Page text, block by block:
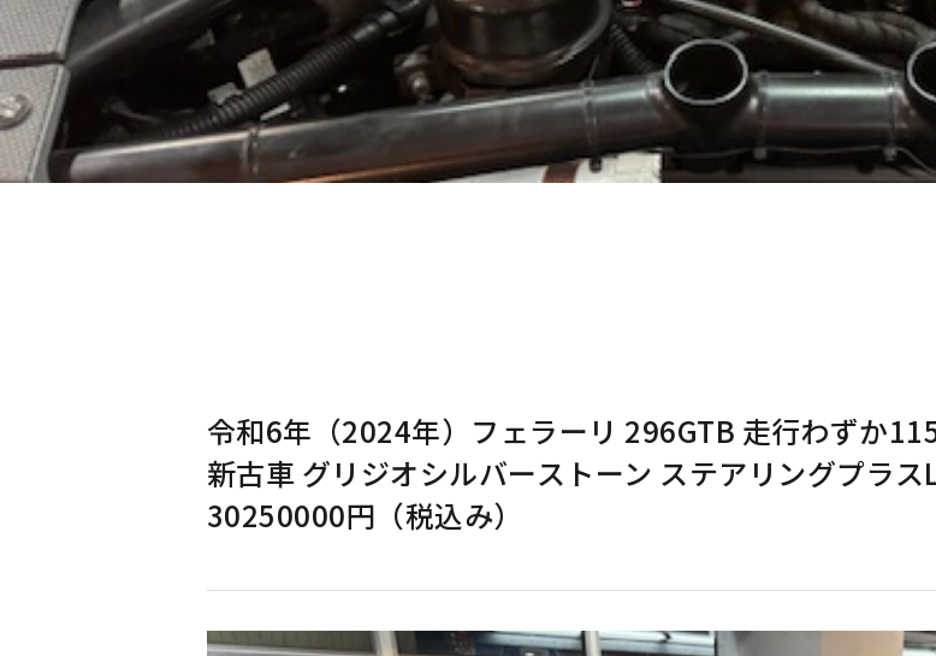
令和6年（2024年）フェラーリ 296GTB 走行わずか
新古車 グリジオシルバーストーン ステアリングプラス
30250000円（税込み）